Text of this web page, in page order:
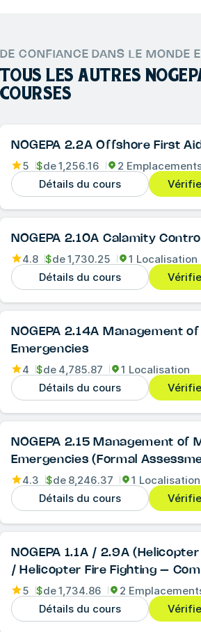
DE CONFIANCE DANS LE MONDE
TOUS LES AUTRES
COURSES
NOGEPA 2.2A Offshore First
5 $de1,256.16
2
Détails du cours
NOGEPA 2.10A Calamity Control
4.8 $de1,730.25
1 Localisation
Détails du cours
NOGEPA 2.14A Management
Emergencies
4 $de 4,785.87
1 Localisation
Détails du cours
NOGEPA 2.15 Management of
Emergencies (Formal
4.3 $de 8,246.37
1 Localisation
Détails du cours
NOGEPA 1.1A / 2.9A
/ Helicopter Fire Fighting –
5 $de1,734.86
2
Détails du cours